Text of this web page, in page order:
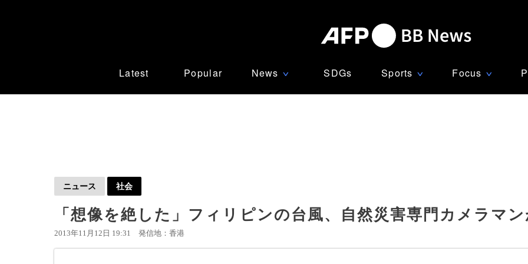
Latest Popular News ∨ SDGs Sports ∨ Focus ∨
ニュース 社会
「想像を絶した」フィリピンの台風、自然災害専門カメラマ
2013年11月12日 19:31 発信地：香港